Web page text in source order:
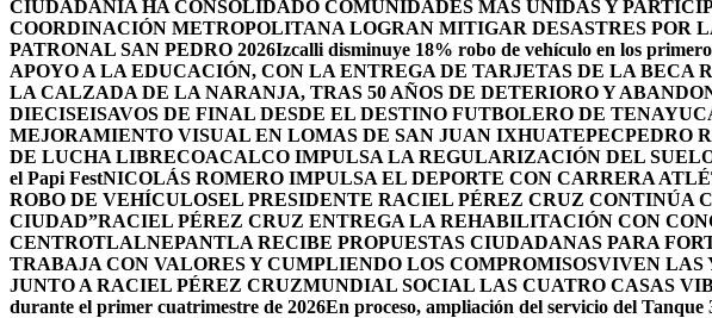
CIUDADANÍA HA CONSOLIDADO COMUNIDADES MÁS UNIDAS Y
COORDINACIÓN METROPOLITANA LOGRAN MITIGAR DESASTRES POR
PATRONAL SAN PEDRO 2026Izcalli disminuye 18% robo de vehículo en los
APOYO A LA EDUCACIÓN, CON LA ENTREGA DE TARJETAS DE LA BECA
LA CALZADA DE LA NARANJA, TRAS 50 AÑOS DE DETERIORO Y
DIECISEISAVOS DE FINAL DESDE EL DESTINO FUTBOLERO DE
MEJORAMIENTO VISUAL EN LOMAS DE SAN JUAN IXHUATEPECPEDRO
DE LUCHA LIBRECOACALCO IMPULSA LA REGULARIZACIÓN DEL
el Papi FestNICOLÁS ROMERO IMPULSA EL DEPORTE CON CARRERA
ROBO DE VEHÍCULOSEL PRESIDENTE RACIEL PÉREZ CRUZ CONTINÚA
CIUDAD”RACIEL PÉREZ CRUZ ENTREGA LA REHABILITACIÓN CON
CENTROTLALNEPANTLA RECIBE PROPUESTAS CIUDADANAS PARA
TRABAJA CON VALORES Y CUMPLIENDO LOS COMPROMISOSVIVEN LAS
JUNTO A RACIEL PÉREZ CRUZMUNDIAL SOCIAL LAS CUATRO CASAS
durante el primer cuatrimestre de 2026En proceso, ampliación del servicio del